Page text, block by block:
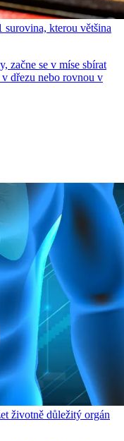
kterou většina
začne se v míse sbírat
dřezu nebo rovnou v
životně důležitý orgán